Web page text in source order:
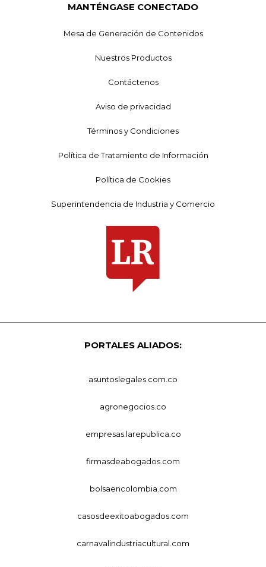
MANTÉNGASE CONECTADO
Mesa de Generación de Contenidos
Nuestros Productos
Contáctenos
Aviso de privacidad
Términos y Condiciones
Política de Tratamiento de Información
Política de Cookies
Superintendencia de Industria y Comercio
PORTALES ALIADOS:
asuntoslegales.com.co
agronegocios.co
empresas.larepublica.co
firmasdeabogados.com
bolsaencolombia.com
casosdeexitoabogados.com
carnavalindustriacultural.com